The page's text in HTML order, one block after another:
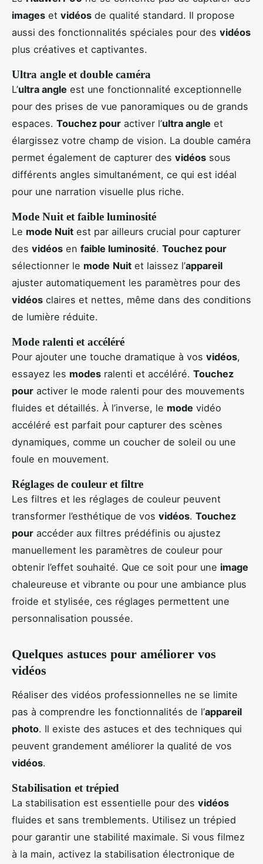
images et vidéos de qualité standard. Il propose
aussi des fonctionnalités spéciales pour des vidéos
plus créatives et captivantes.
Ultra angle et double caméra
L’ultra angle est une fonctionnalité exceptionnelle
pour des prises de vue panoramiques ou de grands
espaces. Touchez pour activer l’ultra angle et
élargissez votre champ de vision. La double caméra
permet également de capturer des vidéos sous
différents angles simultanément, ce qui est idéal
pour une narration visuelle plus riche.
Mode Nuit et faible luminosité
Le mode Nuit est par ailleurs crucial pour capturer
des vidéos en faible luminosité. Touchez pour
sélectionner le mode Nuit et laissez l’appareil
ajuster automatiquement les paramètres pour des
vidéos claires et nettes, même dans des conditions
de lumière réduite.
Mode ralenti et accéléré
Pour ajouter une touche dramatique à vos vidéos,
essayez les modes ralenti et accéléré. Touchez
pour activer le mode ralenti pour des mouvements
fluides et détaillés. À l’inverse, le mode vidéo
accéléré est parfait pour capturer des scènes
dynamiques, comme un coucher de soleil ou une
foule en mouvement.
Réglages de couleur et filtre
Les filtres et les réglages de couleur peuvent
transformer l’esthétique de vos vidéos. Touchez
pour accéder aux filtres prédéfinis ou ajustez
manuellement les paramètres de couleur pour
obtenir l’effet souhaité. Que ce soit pour une image
chaleureuse et vibrante ou pour une ambiance plus
froide et stylisée, ces réglages permettent une
personnalisation poussée.
Quelques astuces pour améliorer vos
vidéos
Réaliser des vidéos professionnelles ne se limite
pas à comprendre les fonctionnalités de l’appareil
photo. Il existe des astuces et des techniques qui
peuvent grandement améliorer la qualité de vos
vidéos.
Stabilisation et trépied
La stabilisation est essentielle pour des vidéos
fluides et sans tremblements. Utilisez un trépied
pour garantir une stabilité maximale. Si vous filmez
à la main, activez la stabilisation électronique de